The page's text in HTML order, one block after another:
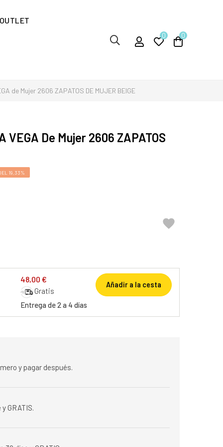
OUTLET
0 0
de Mujer 2606 ZAPATOS DE MUJER BEIGE
VEGA De Mujer 2606 ZAPATOS
19,33%

48,00 €
Gratis
Entrega de 2 a 4 días
Añadir a la cesta
y pagar después.
GRATIS.